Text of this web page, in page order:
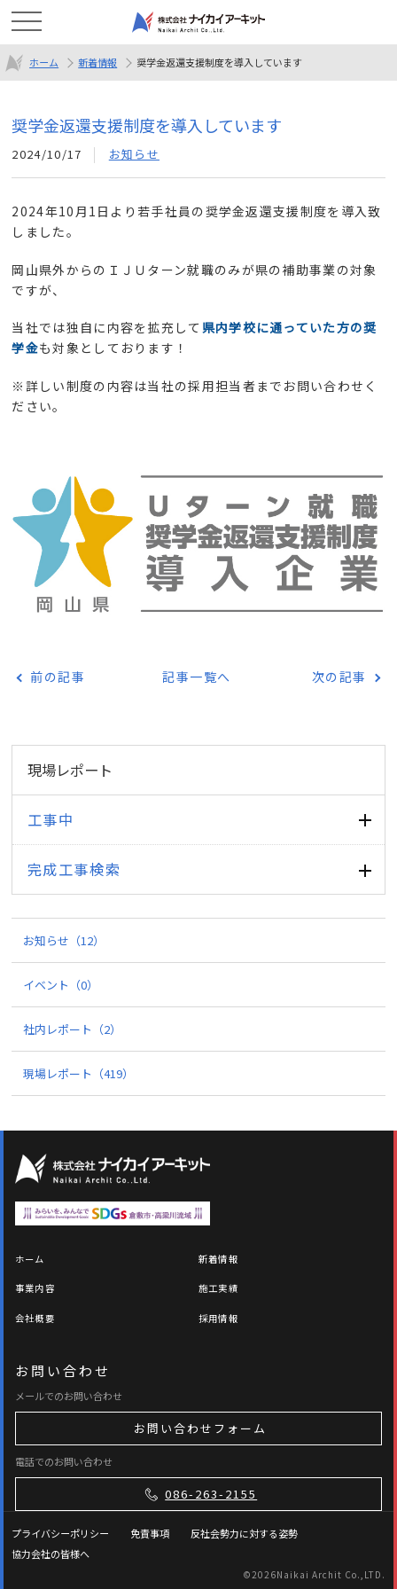
ホーム 新着情報 奨学金返還支援制度を導入しています
奨学金返還支援制度を導入しています
2024/10/17 お知らせ
2024年10月1日より若手社員の奨学金返還支援制度を導入致
しました。
岡山県外からのＩＪＵターン就職のみが県の補助事業の対象
ですが、
当社では独自に内容を拡充して 県内学校に通っていた方の奨
学金も対象としております！
※詳しい制度の内容は当社の採用担当者までお問い合わせく
ださい。
前の記事 記事一覧へ 次の記事
現場レポート
工事中
完成工事検索
お知らせ （12）
イベント （0）
社内レポート （2）
現場レポート （419）
ホーム 新着情報
事業内容 施工実績
会社概要 採用情報
お問い合わせ
メールでのお問い合わせ
お問い合わせフォーム
電話でのお問い合わせ
086-263-2155
プライバシーポリシー 免責事項
反社会勢力に対する姿勢
協力会社の皆様へ
©2026Naikai Archit Co.,LTD.